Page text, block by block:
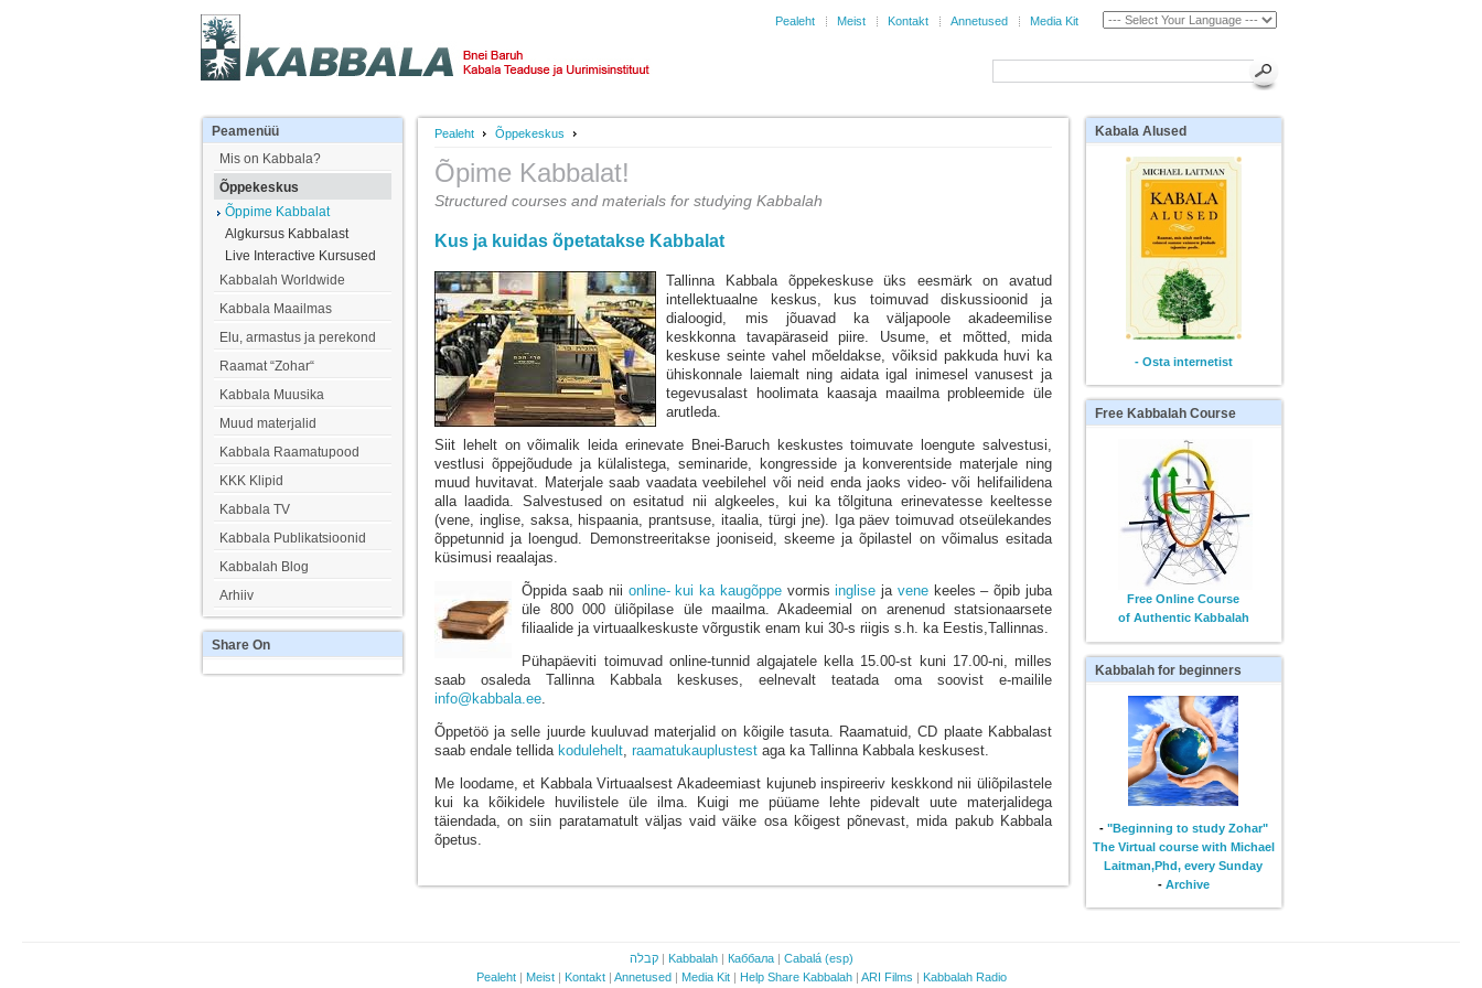
Pealeht Meist Kontakt Annetused Media Kit
Pealeht Õppekeskus
Õpime Kabbalat!
Structured courses and materials for studying Kabbalah
Kus ja kuidas õpetatakse Kabbalat
Tallinna Kabbala õppekeskuse üks eesmärk on avatud
intellektuaalne keskus, kus toimuvad diskussioonid ja
dialoogid, mis jõuavad ka väljapoole akadeemilise
keskkonna tavapäraseid piire. Usume, et mõtted, mida
keskuse seinte vahel mõeldakse, võiksid pakkuda huvi ka
ühiskonnale laiemalt ning aidata igal inimesel vanusest ja
tegevusalast hoolimata kaasaja maailma probleemide üle
arutleda.
Siit lehelt on võimalik leida erinevate Bnei-Baruch keskustes toimuvate loengute salvestusi,
vestlusi õppejõudude ja külalistega, seminaride, kongresside ja konverentside materjale ning
muud huvitavat. Materjale saab vaadata veebilehel või neid enda jaoks video- või helifailidena
alla laadida. Salvestused on esitatud nii algkeeles, kui ka tõlgituna erinevatesse keeltesse
(vene, inglise, saksa, hispaania, prantsuse, itaalia, türgi jne). Iga päev toimuvad otseülekandes
õppetunnid ja loengud. Demonstreeritakse jooniseid, skeeme ja õpilastel on võimalus esitada
küsimusi reaalajas.
Õppida saab nii online- kui ka kaugõppevormisinglise ja venekeeles – õpib juba
üle 800 000 üliõpilase üle maailma. Akadeemial on arenenud statsionaarsete
filiaalide ja virtuaalkeskuste võrgustik enam kui 30-s riigis s.h. ka Eestis,Tallinnas.
Pühapäeviti toimuvad online-tunnid algajatele kella 15.00-st kuni 17.00-ni, milles
saab osaleda Tallinna Kabbala keskuses, eelnevalt teatada oma soovist e-mailile
info@kabbala.ee.
Õppetöö ja selle juurde kuuluvad materjalid on kõigile tasuta. Raamatuid, CD plaate Kabbalast
saab endale tellida kodulehelt, raamatukauplustestaga ka Tallinna Kabbala keskusest.
Me loodame, et Kabbala Virtuaalsest Akadeemiast kujuneb inspireeriv keskkond nii üliõpilastele
kui ka kõikidele huvilistele üle ilma. Kuigi me püüame lehte pidevalt uute materjalidega
täiendada, on siin paratamatult väljas vaid väike osa kõigest põnevast, mida pakub Kabbala
õpetus.
Peamenüü
Mis on Kabbala?
Õppekeskus
Õppime Kabbalat
Algkursus Kabbalast
Live Interactive Kursused
Kabbalah Worldwide
Kabbala Maailmas
Elu, armastus ja perekond
Raamat “Zohar“
Kabbala Muusika
Muud materjalid
Kabbala Raamatupood
KKK Klipid
Kabbala TV
Kabbala Publikatsioonid
Kabbalah Blog
Arhiiv
ShareOn
KabalaAlused
- Osta internetist
FreeKabbalah Course
Free Online Course
of Authentic Kabbalah
Kabbalahfor beginners
- "Beginning to study Zohar"
The Virtual course with Michael
Laitman,Phd, every Sunday
- Archive
קבלה| Kabbalah| Каббала| Cabalá (esp)
Pealeht| Meist| Kontakt| Annetused Media Kit| Help Share Kabbalah| ARI Films Kabbalah Radio